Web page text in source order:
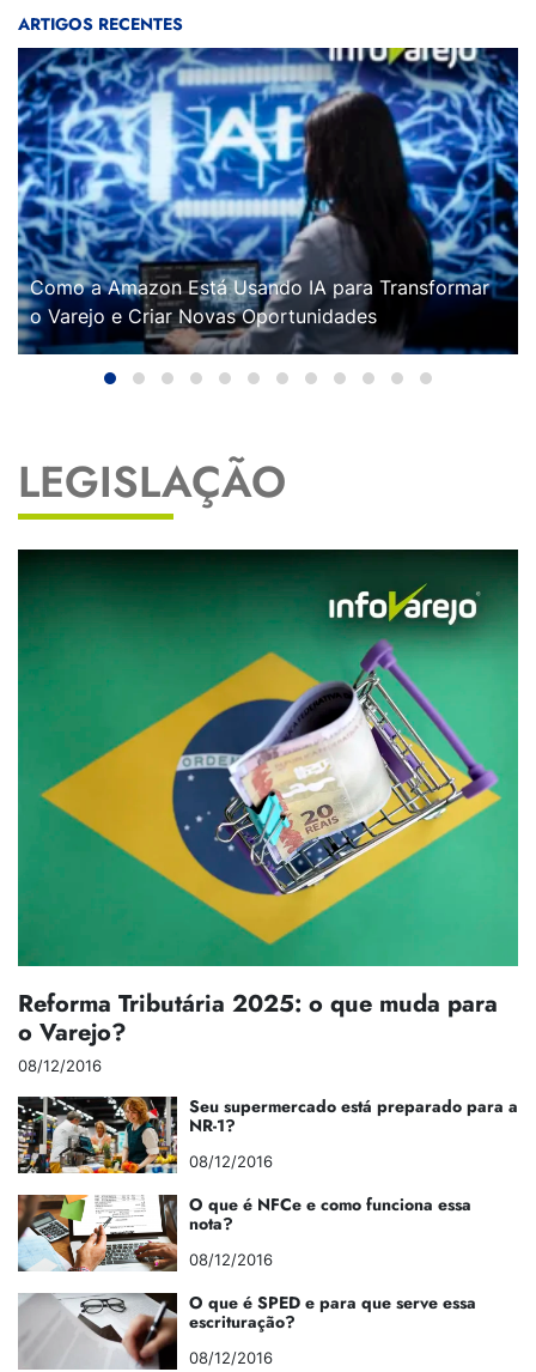
ARTIGOS RECENTES
Como a Amazon Está Usando IA para Transformar
o Varejo e Criar Novas Oportunidades
LEGISLAÇÃO
Reforma Tributária 2025: o que muda para
o Varejo?
08/12/2016
Seu supermercado está preparado para a
NR-1?
08/12/2016
O que é NFCe e como funciona essa
nota?
08/12/2016
O que é SPED e para que serve essa
escrituração?
08/12/2016